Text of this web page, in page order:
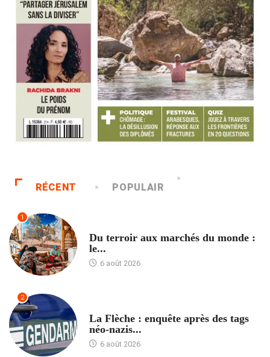
RÉCENT POPULAIR
1
Du terroir aux marchés du monde :
le...
6 août 2026
2
La Flèche : enquête après des tags
néo-nazis...
6 août 2026